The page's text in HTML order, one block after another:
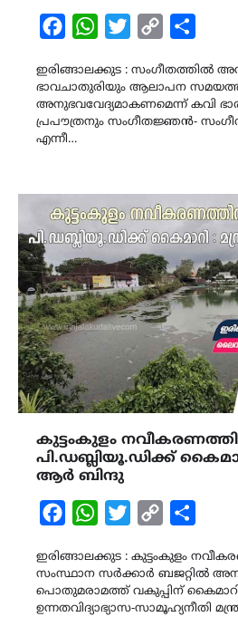
FacebookWhatsAppTwitterCopy
ഇരിങ്ങാലക്കുട : സംഗീതത്തിൽ
ഭാവചാതുരിയും ആലാപന
അനുഭവവേദ്യമാകണമെന്ന് കവി
പ്രപൗത്രനും സംഗീതജ്ഞൻ-
എന്നീ…
കുട്ടംകുളം
പി.ഡബ്ലിയൂ.ഡിക്ക്
ആർ ബിന്ദു
FacebookWhatsAppTwitterCopy
ഇരിങ്ങാലക്കുട : കുട്ടംകുളം
സംസ്ഥാന സർക്കാർ ബജറ്റിൽ
പൊതുമരാമത്ത് വകുപ്പിന്
ഉന്നതവിദ്യാഭ്യാസ-സാമൂഹ്യനീതി